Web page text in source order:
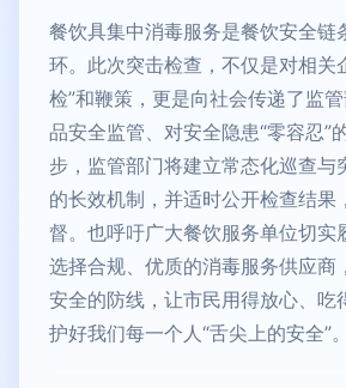
餐饮具集中消毒服务是餐饮安全链
环。此次突击检查，不仅是对相关
检”和鞭策，更是向社会传递了监
品安全监管、对安全隐患“零容忍”
步，监管部门将建立常态化巡查与
的长效机制，并适时公开检查结果
督。也呼吁广大餐饮服务单位切实
选择合规、优质的消毒服务供应商
安全的防线，让市民用得放心、吃
护好我们每一个人“舌尖上的安全”。